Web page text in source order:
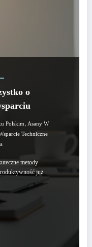
o
Polskim, Asany W
Techniczne
metody
już